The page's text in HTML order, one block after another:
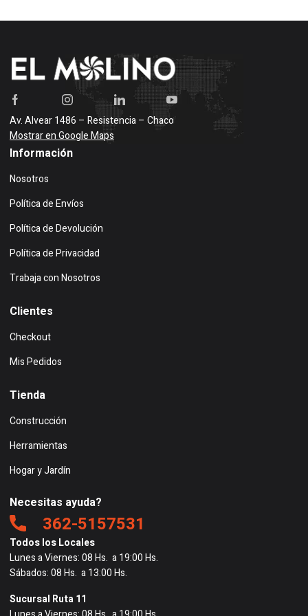
Av. Alvear 1486 – Resistencia – Chaco
Mostrar en Google Maps
Información
Nosotros
Política de Envíos
Política de Devolución
Política de Privacidad
Trabaja con Nosotros
Clientes
Checkout
Mis Pedidos
Tienda
Construcción
Herramientas
Hogar y Jardín
Necesitas ayuda?
362-5157531
Todos los Locales
Lunes a Viernes: 08 Hs. a 19:00 Hs.
Sábados: 08 Hs. a 13:00 Hs.
Sucursal Ruta 11